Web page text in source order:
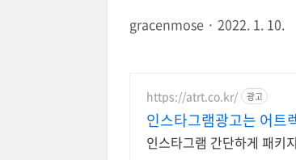
gracenmose 2022. 1. 10.
https://atrt.co.kr/ 광고
인스타그램광고는 어트
인스타그램 간단하게 패